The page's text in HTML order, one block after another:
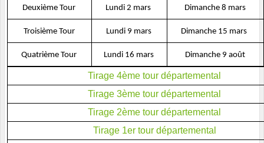
Deuxième Tour Lundi 2 mars Dimanche 8 mars
Troisième Tour Lundi 9 mars Dimanche 15 mars
Quatrième Tour Lundi 16 mars Dimanche 9 août
Tirage 4ème tour départemental
Tirage 3ème tour départemental
Tirage 2ème tour départemental
Tirage 1er tour départemental